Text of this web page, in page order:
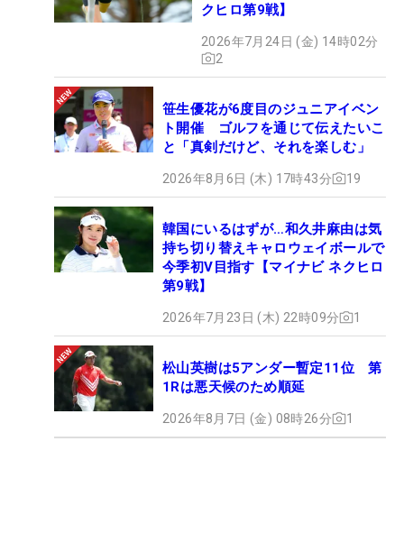
クヒロ第9戦】
2026年7月24日 (金) 14時02分
2
笹生優花が6度目のジュニアイベン
ト開催 ゴルフを通じて伝えたいこ
と「真剣だけど、それを楽しむ」
2026年8月6日 (木) 17時43分 19
韓国にいるはずが…和久井麻由は気
持ち切り替えキャロウェイボールで
今季初V目指す【マイナビ ネクヒロ
第9戦】
2026年7月23日 (木) 22時09分 1
松山英樹は5アンダー暫定11位 第
1Rは悪天候のため順延
2026年8月7日 (金) 08時26分 1